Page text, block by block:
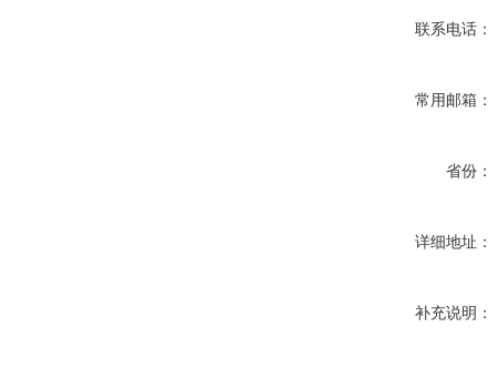
联系电话：
常用邮箱：
省份：
详细地址：
补充说明：